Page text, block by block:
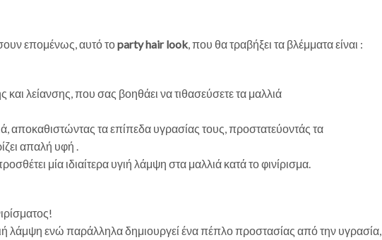
επομένως, αυτό τοparty hair look, που θα τραβήξει τα βλέμματα είναι :
και λείανσης, που σας βοηθάει να τιθασεύσετε τα μαλλιά
αποκαθιστώντας τα επίπεδα υγρασίας τους, προστατεύοντάς τα
απαλή υφή .
μία ιδιαίτερα υγιή λάμψη στα μαλλιά κατά το φινίρισμα.
λάμψη ενώ παράλληλα δημιουργεί ένα πέπλο προστασίας από την υγρασία,